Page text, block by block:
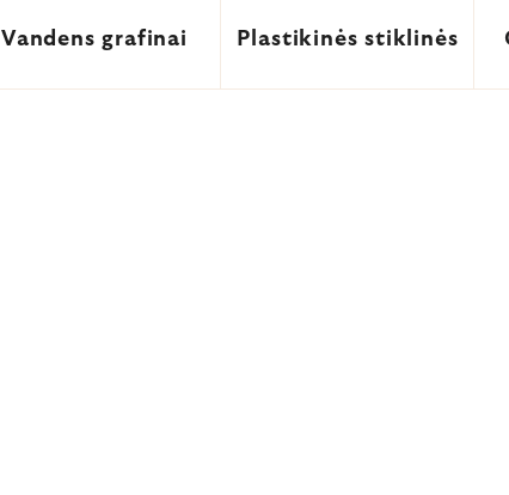
Vandens grafinai Plastikinės stiklinės